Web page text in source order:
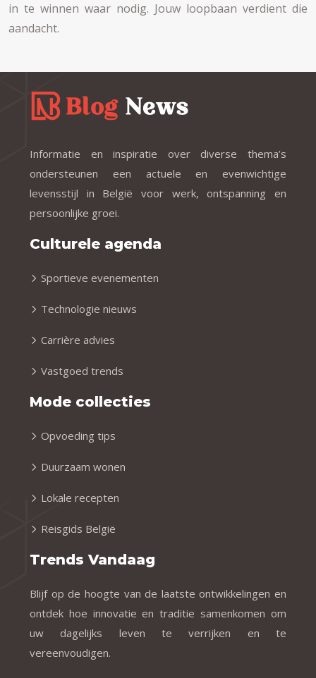
in te winnen waar nodig. Jouw loopbaan verdient die
aandacht.
Informatie en inspiratie over diverse thema’s
ondersteunen een actuele en evenwichtige
levensstijl in België voor werk, ontspanning en
persoonlijke groei.
Culturele agenda
Sportieve evenementen
Technologie nieuws
Carrière advies
Vastgoed trends
Mode collecties
Opvoeding tips
Duurzaam wonen
Lokale recepten
Reisgids België
Trends Vandaag
Blijf op de hoogte van de laatste ontwikkelingen en
ontdek hoe innovatie en traditie samenkomen om
uw dagelijks leven te verrijken en te
vereenvoudigen.